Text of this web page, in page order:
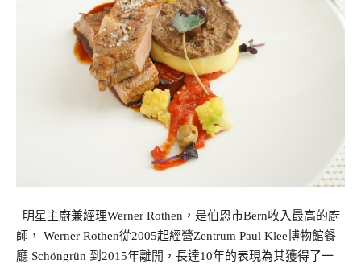
明星主廚兼經理Werner Rothen，是伯恩市Bern收入最高的廚
師， Werner Rothen從2005起經營Zentrum Paul Klee博物館餐
廳 Schöngrün 到2015年離開，長達10年的表現為其獲得了一